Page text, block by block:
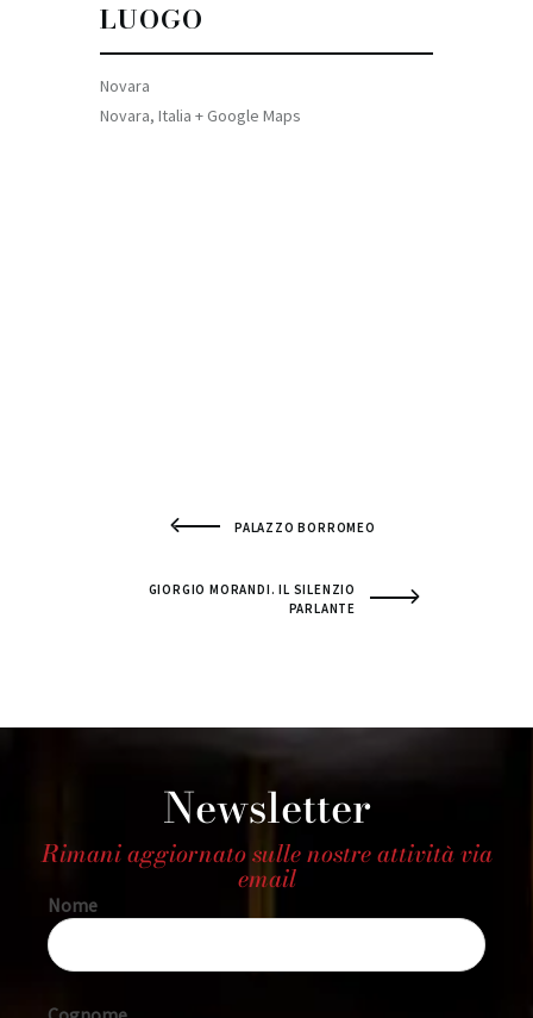
LUOGO
Novara
Novara, Italia + Google Maps
PALAZZO BORROMEO
GIORGIO MORANDI. IL SILENZIO
PARLANTE
Newsletter
Rimani aggiornato sulle nostre attività via
email